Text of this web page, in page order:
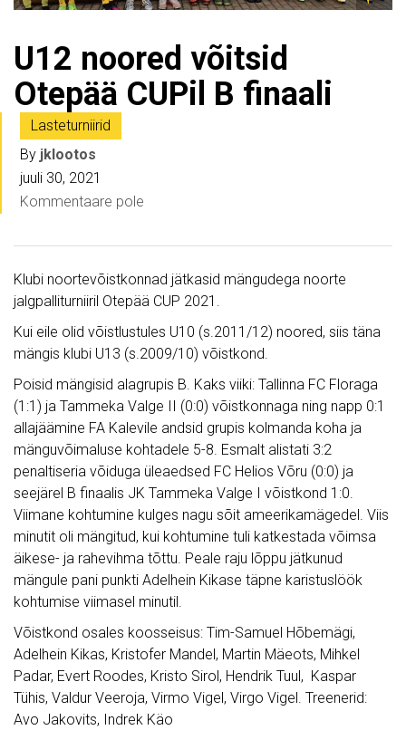
U12 noored võitsid
Otepää CUPil B finaali
Lasteturniirid
By jklootos
juuli 30, 2021
Kommentaare pole
Klubi noortevõistkonnad jätkasid mängudega noorte
jalgpalliturniiril Otepää CUP 2021.
Kui eile olid võistlustules U10 (s.2011/12) noored, siis täna
mängis klubi U13 (s.2009/10) võistkond.
Poisid mängisid alagrupis B. Kaks viiki: Tallinna FC Floraga
(1:1) ja Tammeka Valge II (0:0) võistkonnaga ning napp 0:1
allajäämine FA Kalevile andsid grupis kolmanda koha ja
mänguvõimaluse kohtadele 5-8. Esmalt alistati 3:2
penaltiseria võiduga üleaedsed FC Helios Võru (0:0) ja
seejärel B finaalis JK Tammeka Valge I võistkond 1:0.
Viimane kohtumine kulges nagu sõit ameerikamägedel. Viis
minutit oli mängitud, kui kohtumine tuli katkestada võimsa
äikese- ja rahevihma tõttu. Peale raju lõppu jätkunud
mängule pani punkti Adelhein Kikase täpne karistuslöök
kohtumise viimasel minutil.
Võistkond osales koosseisus: Tim-Samuel Hõbemägi,
Adelhein Kikas, Kristofer Mandel, Martin Mäeots, Mihkel
Padar, Evert Roodes, Kristo Sirol, Hendrik Tuul, Kaspar
Tühis, Valdur Veeroja, Virmo Vigel, Virgo Vigel. Treenerid:
Avo Jakovits, Indrek Käo